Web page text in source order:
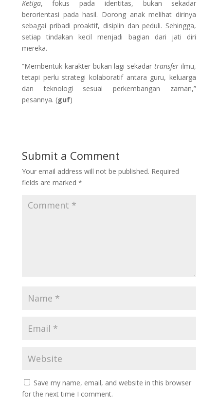
Ketiga, fokus pada identitas, bukan sekadar
berorientasi pada hasil. Dorong anak melihat dirinya
sebagai pribadi proaktif, disiplin dan peduli. Sehingga,
setiap tindakan kecil menjadi bagian dari jati diri
mereka.
“Membentuk karakter bukan lagi sekadartransfer ilmu,
tetapi perlu strategi kolaboratif antara guru, keluarga
dan teknologi sesuai perkembangan zaman,”
pesannya. (guf)
Submit a Comment
Your email address will not be published. Required
fields are marked *
Save my name, email, and website in this browser
for the next time I comment.